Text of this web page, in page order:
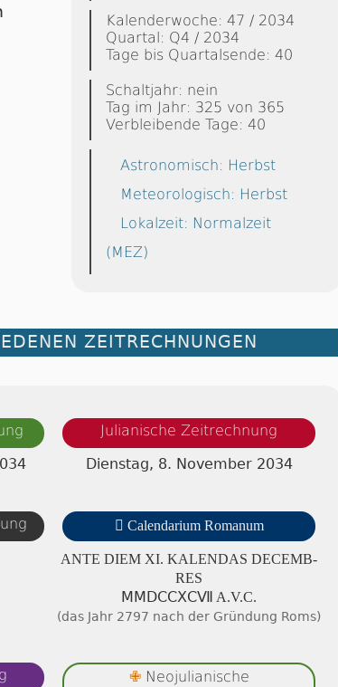
Kalenderwoche: 47 / 2034
Quartal: Q4 / 2034
Tage bis Quartalsende: 40
Schaltjahr: nein
Tag im Jahr: 325 von 365
Verbleibende Tage: 40
Astronomisch: Herbst
Meteorologisch: Herbst
Lokalzeit: Normalzeit
(MEZ)
ZEITRECHNUNGEN
Julianische Zeitrechnung
Dienstag, 8. November 2034
 Calendarium Romanum
ANTE DIEM XI. KA­LEN­DAS DE­CEMB­
RES
ⅯⅯⅮⅭⅭⅩⅭⅦ A.V.C.
(das Jahr 2797 nach der Gründung Roms)
✙Neojulianische